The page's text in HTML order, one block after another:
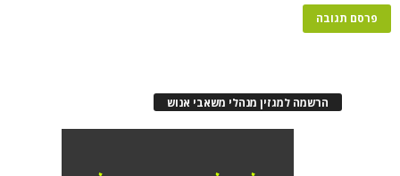
הרשמה למגזין מנהלי משאבי אנוש